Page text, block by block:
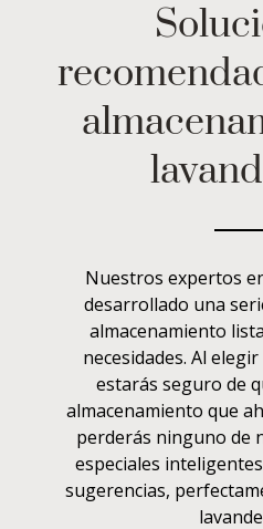
Nuestros expertos
desarrollado una
almacenamiento
necesidades. Al
estarás seguro de
almacenamiento que
perderás ninguno de
especiales
sugerencias,